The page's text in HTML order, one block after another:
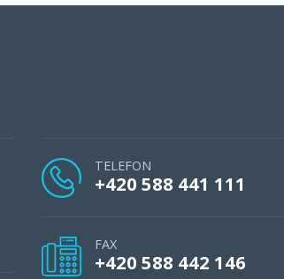
TELEFON
+420 588 441 111
FAX
+420 588 442 146